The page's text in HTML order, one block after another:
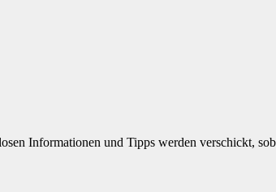
Informationen und Tipps werden verschickt,